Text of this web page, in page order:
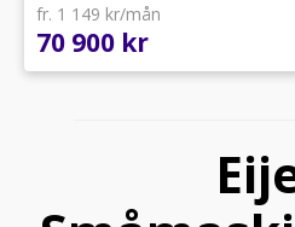
fr. 1 149 kr/mån
70 900 kr